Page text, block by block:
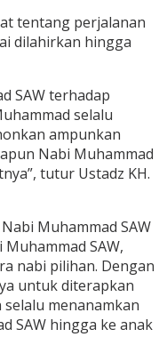
tentang perjalanan
dilahirkan hingga
SAW terhadap
selalu
ampunkan
Nabi Muhammad
tutur Ustadz KH.
Muhammad SAW
SAW,
nabi pilihan. Dengan
untuk diterapkan
menanamkan
SAW hingga ke anak